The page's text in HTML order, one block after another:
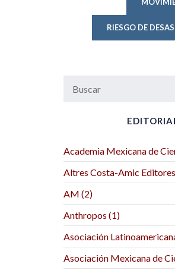
RIESGO DE
Academia Mexicana de
Altres Costa-Amic
AM (2)
Anthropos (1)
Asociación
Asociación Mexicana de